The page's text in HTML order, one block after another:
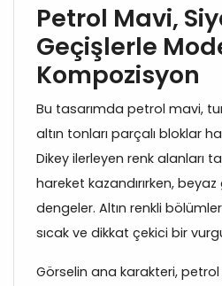
Petrol Mavi,
Geçişlerle
Kompozisyon
Bu tasarımda petrol mavi,
altın tonları parçalı bloklar
Dikey ilerleyen renk alanları
hareket kazandırırken,
dengeler. Altın renkli
sıcak ve dikkat çekici bir
Görselin ana karakteri, petrol